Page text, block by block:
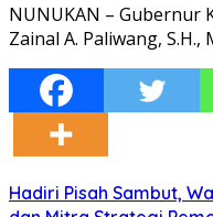
NUNUKAN – Gubernur
Zainal A. Paliwang,
Hadiri Pisah Sambut,